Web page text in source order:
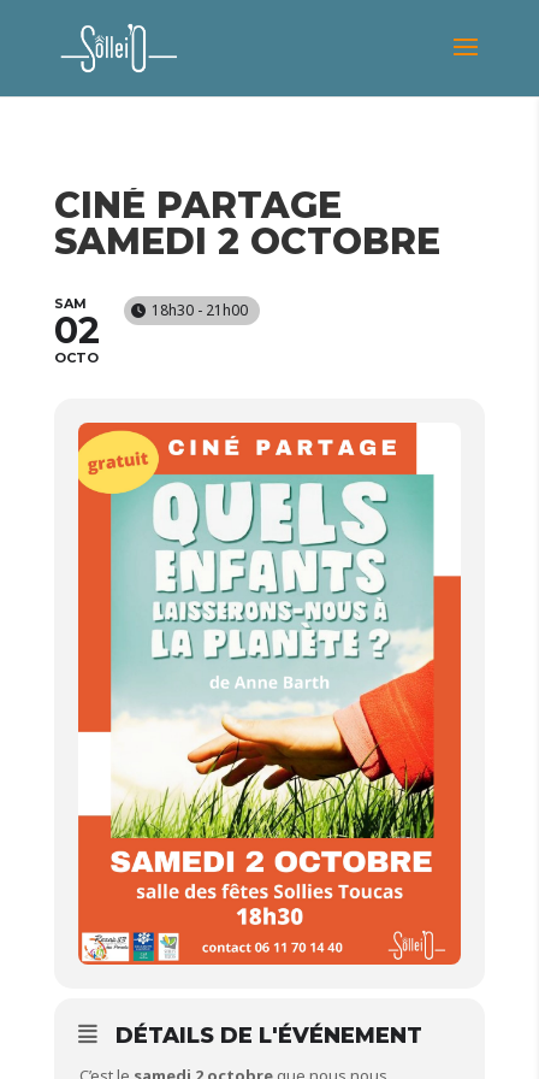
CINÉ PARTAGE
SAMEDI 2 OCTOBRE
SAM
02
OCTO
18h30 - 21h00
DÉTAILS DE L'ÉVÉNEMENT